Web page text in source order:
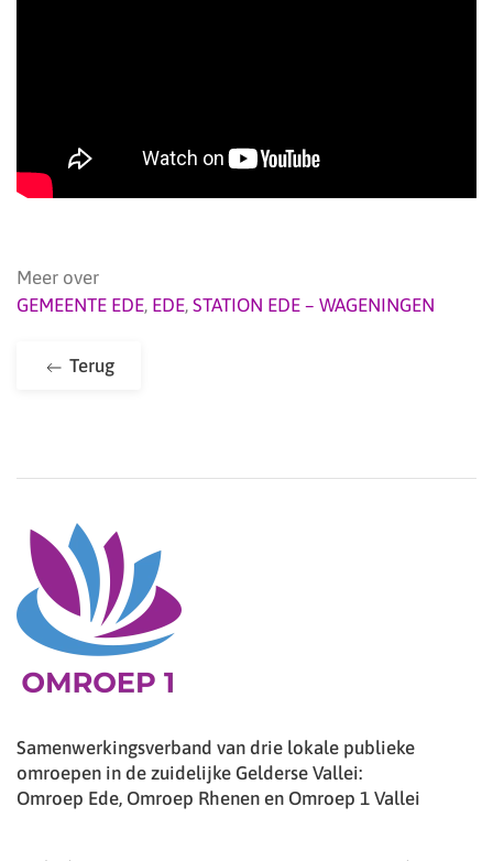
Meer over
GEMEENTE EDE, EDE, STATION EDE – WAGENINGEN
Terug
Samenwerkingsverband van drie lokale publieke
omroepen in de zuidelijke Gelderse Vallei:
Omroep Ede, Omroep Rhenen en Omroep 1 Vallei